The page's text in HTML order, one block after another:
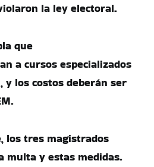
la ley electoral.
que
a cursos especializados
los costos deberán ser
los tres magistrados
multa y estas medidas.